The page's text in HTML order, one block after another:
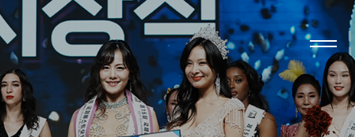
LOG IN JOIN